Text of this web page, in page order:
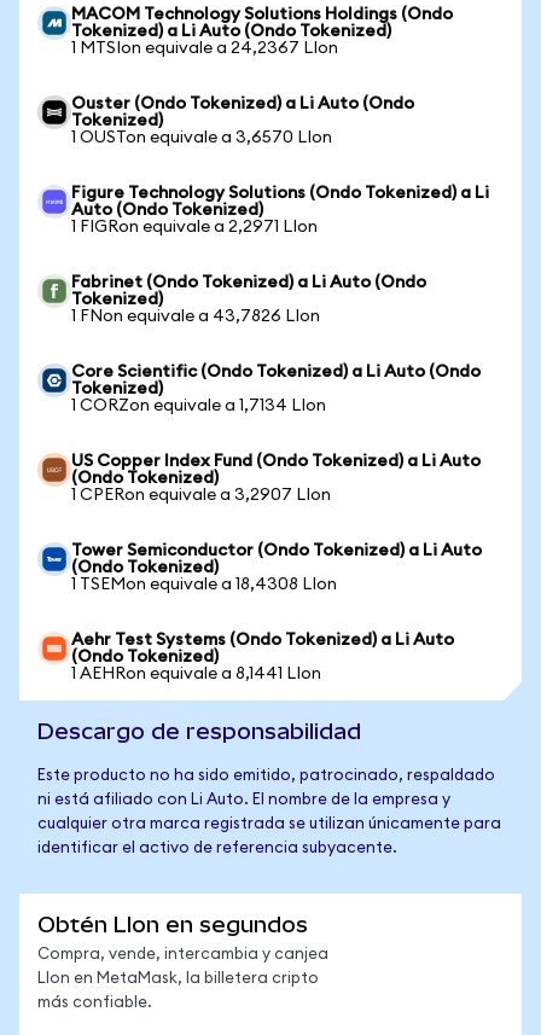
MACOM Technology Solutions Holdings (Ondo
Tokenized) a Li Auto (Ondo Tokenized)
1 MTSIon equivale a 24,2367 LIon
Ouster (Ondo Tokenized) a Li Auto (Ondo
Tokenized)
1 OUSTon equivale a 3,6570 LIon
Figure Technology Solutions (Ondo Tokenized) a Li
Auto (Ondo Tokenized)
1 FIGRon equivale a 2,2971 LIon
Fabrinet (Ondo Tokenized) a Li Auto (Ondo
Tokenized)
1 FNon equivale a 43,7826 LIon
Core Scientific (Ondo Tokenized) a Li Auto (Ondo
Tokenized)
1 CORZon equivale a 1,7134 LIon
US Copper Index Fund (Ondo Tokenized) a Li Auto
(Ondo Tokenized)
1 CPERon equivale a 3,2907 LIon
Tower Semiconductor (Ondo Tokenized) a Li Auto
(Ondo Tokenized)
1 TSEMon equivale a 18,4308 LIon
Aehr Test Systems (Ondo Tokenized) a Li Auto
(Ondo Tokenized)
1 AEHRon equivale a 8,1441 LIon
Descargo de responsabilidad
Este producto no ha sido emitido, patrocinado, respaldado
ni está afiliado con Li Auto. El nombre de la empresa y
cualquier otra marca registrada se utilizan únicamente para
identificar el activo de referencia subyacente.
Obtén LIon en segundos
Compra, vende, intercambia y canjea
LIon en MetaMask, la billetera cripto
más confiable.